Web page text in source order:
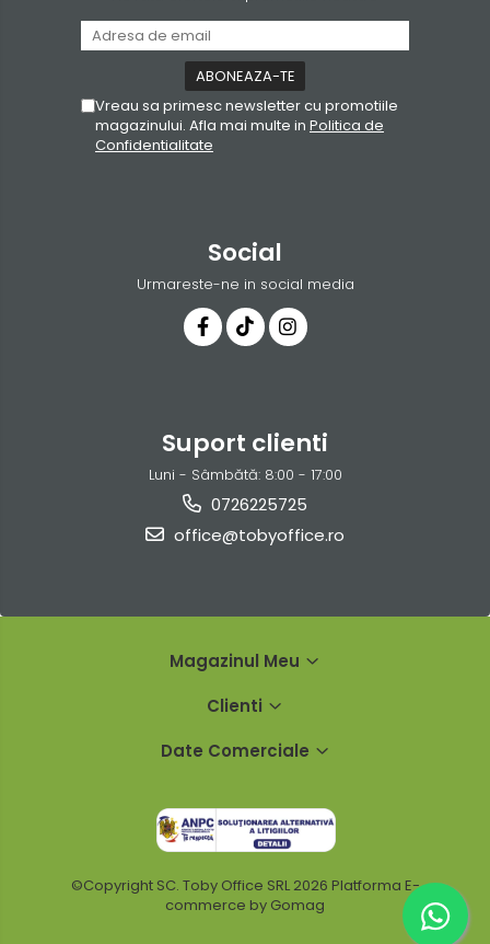
Vreau sa primesc newsletter cu promotiile
magazinului. Afla mai multe in Politica de
Confidentialitate
Social
Urmareste-ne in social media
Suport clienti
Luni - Sâmbătă: 8:00 - 17:00
0726225725
office@tobyoffice.ro
Magazinul Meu
Clienti
Date Comerciale
©Copyright SC. Toby Office SRL 2026 Platforma E-
commerce by Gomag